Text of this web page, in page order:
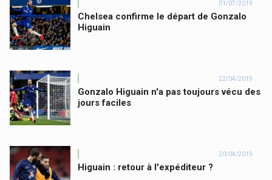
01/07/2019
Chelsea confirme le départ de Gonzalo
Higuain
22/04/2019
Gonzalo Higuain n'a pas toujours vécu des
jours faciles
20/04/2019
Higuain : retour à l'expéditeur ?